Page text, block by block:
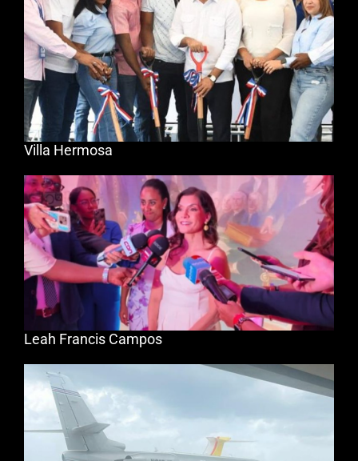
Villa Hermosa
Leah Francis Campos